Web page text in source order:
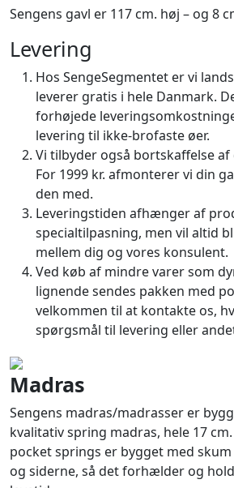
Sengens gavl er 117 cm. høj – og 8
Levering
Hos SengeSegmentet er vi
leverer gratis i hele Danmark.
forhøjede
levering til ikke-brofaste øer.
Vi tilbyder også bortskaffelse af
For 1999 kr. afmonterer vi din
den med.
Leveringstiden afhænger af
specialtilpasning, men vil altid
mellem dig og vores konsulent.
Ved køb af mindre varer som
lignende sendes pakken med
velkommen til at kontakte os,
spørgsmål til levering eller
Madras
Sengens madras/madrasser er
kvalitativ spring madras, hele 17
pocket springs er bygget med
og siderne, så det forhælder og